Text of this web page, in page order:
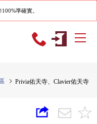
準確實。
Privia佑天寺、Clavier佑天寺